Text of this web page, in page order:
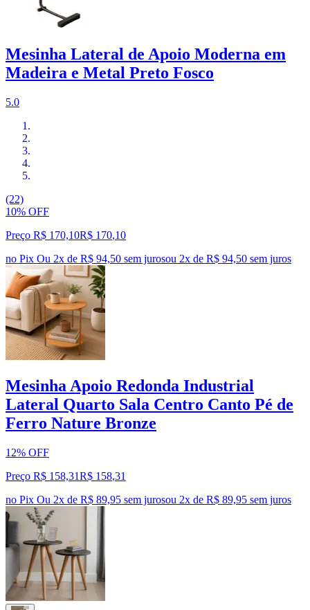
Mesinha Lateral de Apoio Moderna em
Madeira e Metal Preto Fosco
5.0
(22)
10% OFF
Preço R$ 170,10R$ 170,10
no Pix Ou 2x de R$ 94,50 sem jurosou 2x de R$ 94,50 sem juros
Mesinha Apoio Redonda Industrial
Lateral Quarto Sala Centro Canto Pé de
Ferro Nature Bronze
12% OFF
Preço R$ 158,31R$ 158,31
no Pix Ou 2x de R$ 89,95 sem jurosou 2x de R$ 89,95 sem juros